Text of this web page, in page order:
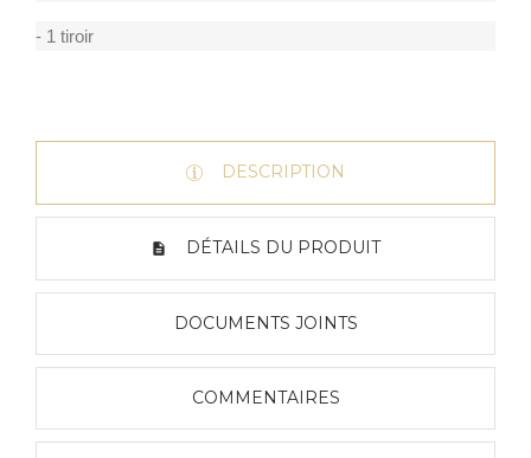
- 1 tiroir
DESCRIPTION
DÉTAILS DU PRODUIT
DOCUMENTS JOINTS
COMMENTAIRES